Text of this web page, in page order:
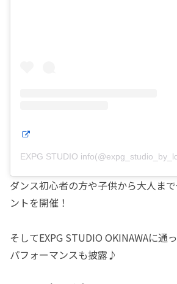
ダンス初心者の方や子供から大人ま
ントを開催！
そしてEXPG STUDIO OKINAWAに通
パフォーマンスも披露♪